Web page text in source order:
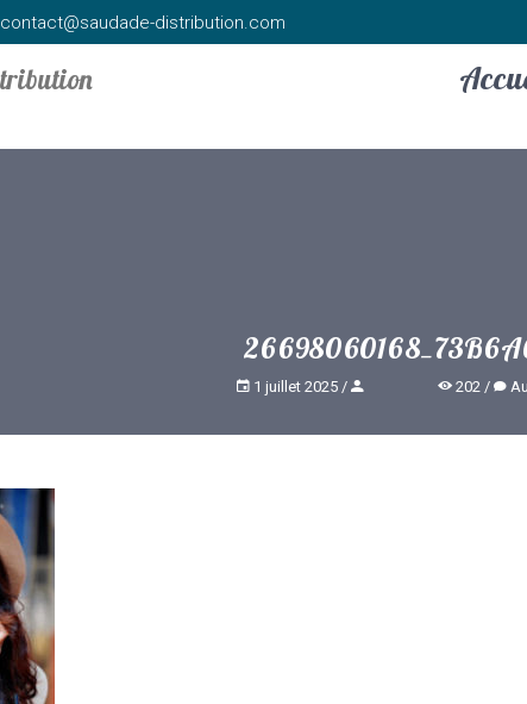
contact@saudade-distribution.com
1 juillet 2025 202